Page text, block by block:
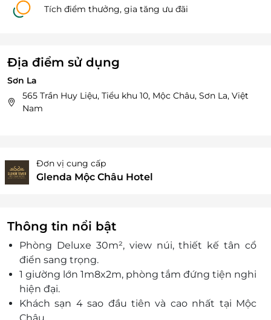
Tích điểm thưởng, gia tăng ưu đãi
Địa điểm sử dụng
Sơn La
565 Trần Huy Liệu, Tiểu khu 10, Mộc Châu, Sơn La, Việt
Nam
Đơn vị cung cấp
Glenda Mộc Châu Hotel
Thông tin nổi bật
Phòng Deluxe 30m², view núi, thiết kế tân cổ
điển sang trọng.
1 giường lớn 1m8x2m, phòng tắm đứng tiện nghi
hiện đại.
Khách sạn 4 sao đầu tiên và cao nhất tại Mộc